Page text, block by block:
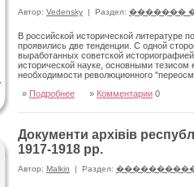
Автор: Vedensky | Раздел: �������
В российской исторической литературе
проявились две тенденции. С одной
выработанных советской
исторической науке, основными тезисом
необходимости революционного
подходам и игнорирования документов,
отмечает: "Поразительно, что очень
» Подробнее » Комментарии 0
Документи архівів
1917-1918 рр.
Автор: Malkin | Раздел: